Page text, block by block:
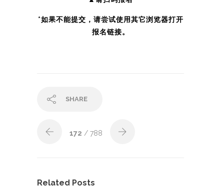
*如果不能提交，请尝试使用其它浏览器打开
报名链接。
SHARE
172 / 788
Related Posts